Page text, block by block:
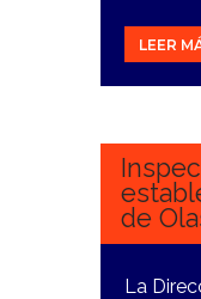
LEER
15
de
La